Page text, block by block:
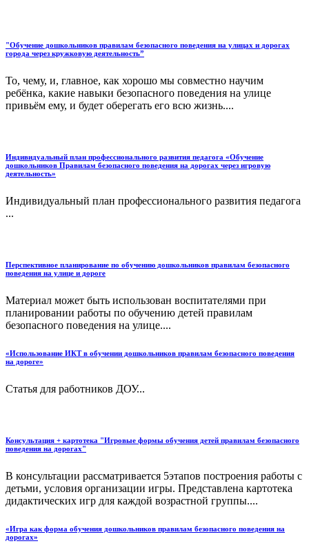
"Обучение дошкольников правилам безопасного поведения на улицах и дорогах
города через кружковую деятельность”
То, чему, и, главное, как хорошо мы совместно научим
ребёнка, какие навыки безопасного поведения на улице
привьём ему, и будет оберегать его всю жизнь....
Индивидуальный план профессионального развития педагога «Обучение
дошкольников Правилам безопасного поведения на дорогах через игровую
деятельность»
Индивидуальный план профессионального развития педагога
...
Перспективное планирование по обучению дошкольников правилам безопасного
поведения на улице и дороге
Материал может быть использован воспитателями при
планировании работы по обучению детей правилам
безопасного поведения на улице....
«Использование ИКТ в обучении дошкольников правилам безопасного поведения
на дороге»
Статья для работников ДОУ...
Консультация + картотека "Игровые формы обучения детей правилам безопасного
поведения на дорогах"
В консультации рассматривается 5этапов построения работы с
детьми, условия организации игры. Представлена картотека
дидактических игр для каждой возрастной группы....
«Игра как форма обучения дошкольников правилам безопасного поведения на
дорогах»